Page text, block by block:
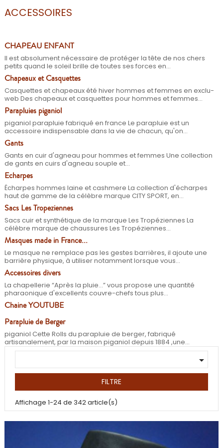
ACCESSOIRES
CHAPEAU ENFANT
Il est absolument nécessaire de protéger la tête de nos chers
petits quand le soleil brille de toutes ses forces en...
Chapeaux et Casquettes
Casquettes et chapeaux été hiver hommes et femmes en exclu-
web Des chapeaux et casquettes pour hommes et femmes...
Parapluies piganiol
piganiol parapluie fabriqué en france Le parapluie est un
accessoire indispensable dans la vie de chacun, qu'on...
Gants
Gants en cuir d'agneau pour hommes et femmes Une collection
de gants en cuirs d'agneau souple et...
Echarpes
Écharpes hommes laine et cashmere La collection d'écharpes
haut de gamme de la célèbre marque CITY SPORT, en...
Sacs Les Tropeziennes
Sacs cuir et synthétique de la marque Les Tropéziennes La
célèbre marque de chaussures Les Tropéziennes...
Masques made in France...
Le masque ne remplace pas les gestes barrières, il ajoute une
barrière physique, à utiliser notamment lorsque vous...
Accessoires divers
La chapellerie “Après la pluie…” vous propose une quantité
pharaonique d'excellents couvre-chefs tous plus...
Chaine YOUTUBE
Parapluie de Berger
piganiol Cette Rolls du parapluie de berger, fabriqué
artisanalement, par la maison piganiol depuis 1884 ,une...

FILTRE
Affichage 1-24 de 342 article(s)